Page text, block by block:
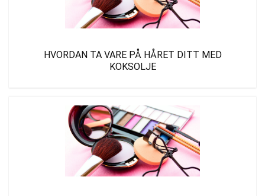
HVORDAN TA VARE PÅ HÅRET DITT MED
KOKSOLJE